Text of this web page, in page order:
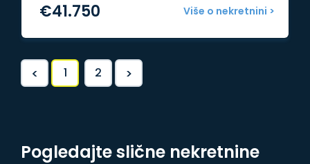
Više o nekretnini >
€41.750
< 1 2 >
Pogledajte slične nekretnine